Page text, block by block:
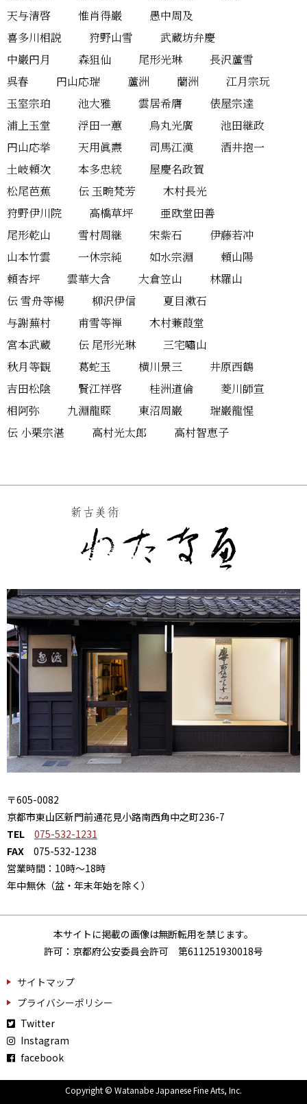
天与清啓
惟肖得巌
愚中周及
喜多川相説
狩野山雪
武蔵坊弁慶
中巌円月
森狙仙 尾形光琳
長沢蘆雪
呉春
円山応瑞 蘆洲 蘭洲
江月宗玩
玉室宗珀
池大雅 雲居希膺
俵屋宗達
浦上玉堂
浮田一蕙 烏丸光廣
池田継政
円山応挙
天用眞燾 司馬江漢
酒井抱一
土岐頼次
本多忠統
屋慶名政賀
松尾芭蕉
伝 玉畹梵芳
木村長光
狩野伊川院
高橋草坪
亜欧堂田善
尾形乾山
雪村周継 宋紫石
伊藤若冲
山本竹雲
一休宗純 如水宗淵
頼山陽
頼杏坪
雲華大含 大倉笠山
林羅山
伝 雪舟等楊
柳沢伊信
夏目漱石
与謝蕪村
甫雪等禅
木村蒹葭堂
宮本武蔵
伝 尾形光琳
三宅嘯山
秋月等観
葛蛇玉 横川景三
井原西鶴
吉田松陰
賢江祥啓 桂洲道倫
菱川師宣
相阿弥
九淵龍賝 東沼周巌
瑞巌龍惺
伝 小栗宗湛
高村光太郎 高村智恵子
〒605-0082
京都市東山区新門前通花見小路南西角中之町236-7
TEL
075-532-1231
FAX075-532-1238
営業時間：10時～18時
年中無休（盆・年末年始を除く）
本サイトに掲載の画像は無断転用を禁じます。
許可：京都府公安委員会許可 第611251930018号
サイトマップ
プライバシーポリシー
Twitter
Instagram
facebook
Copyright © Watanabe Japanese Fine Arts, Inc.